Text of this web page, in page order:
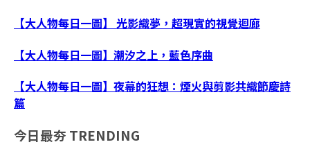
【大人物每日一圖】 光影織夢，超現實的視覺迴廊
【大人物每日一圖】潮汐之上，藍色序曲
【大人物每日一圖】夜幕的狂想：煙火與剪影共織節慶詩
篇
今日最夯 TRENDING